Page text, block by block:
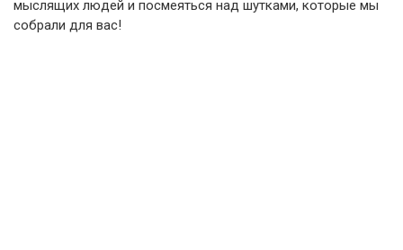
мыслящих людей и посмеяться над шутками, которые мы
собрали для вас!